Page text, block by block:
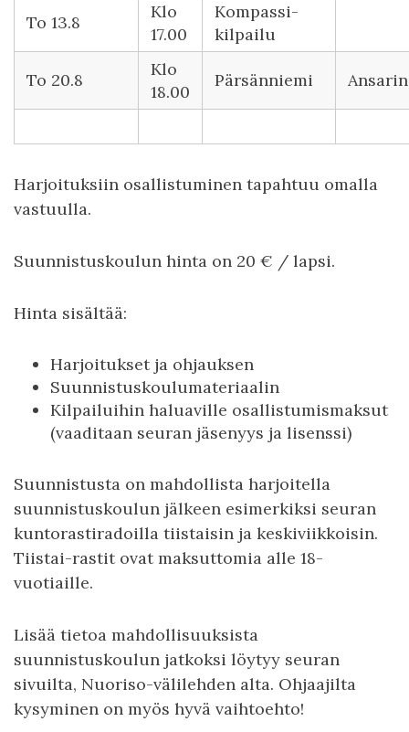
T o 13.8
Klo
17.00
K ompassi-
kilpailu
T o 20.8
K lo
18.00
P ärsänniemi A
H arjoituksiin osallistuminen tapahtuu omalla
vastuulla.
Suunnistuskoulun hinta on 20 € / lapsi.
Hinta sisältää:
Harjoitukset ja ohjauksen
Suunnistuskoulumateriaalin
Kilpailuihin haluaville osallistumismaksut
(vaaditaan seuran jäsenyys ja lisenssi)
Suunnistusta on mahdollista harjoitella
suunnistuskoulun jälkeen esimerkiksi seuran
kuntorastiradoilla tiistaisin ja keskiviikkoisin.
Tiistai-rastit ovat maksuttomia alle 18-
vuotiaille.
Lisää tietoa mahdollisuuksista
suunnistuskoulun jatkoksi löytyy seuran
sivuilta, Nuoriso-välilehden alta. Ohjaajilta
kysyminen on myös hyvä vaihtoehto!